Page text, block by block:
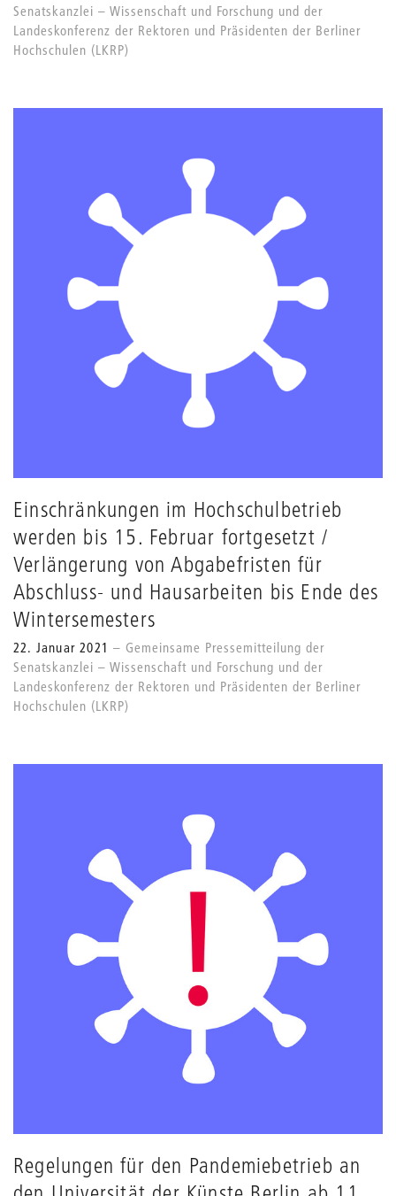
Senatskanzlei – Wissenschaft und Forschung und der
Landeskonferenz der Rektoren und Präsidenten der Berliner
Hochschulen (LKRP)
Einschränkungen im Hochschulbetrieb
werden bis 15. Februar fortgesetzt /
Verlängerung von Abgabefristen für
Abschluss- und Hausarbeiten bis Ende des
Wintersemesters
22. Januar 2021
Gemeinsame Pressemitteilung der
Senatskanzlei – Wissenschaft und Forschung und der
Landeskonferenz der Rektoren und Präsidenten der Berliner
Hochschulen (LKRP)
Regelungen für den Pandemiebetrieb an